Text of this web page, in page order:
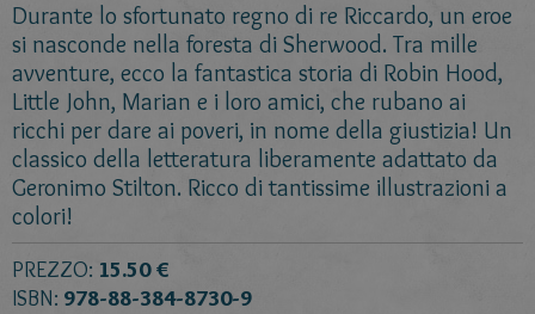
Durante lo sfortunato regno di re Riccardo, un eroe
si nasconde nella foresta di Sherwood. Tra mille
avventure, ecco la fantastica storia di Robin Hood,
Little John, Marian e i loro amici, che rubano ai
ricchi per dare ai poveri, in nome della giustizia! Un
classico della letteratura liberamente adattato da
Geronimo Stilton. Ricco di tantissime illustrazioni a
colori!
PREZZO: 15.50 €
ISBN: 978-88-384-8730-9